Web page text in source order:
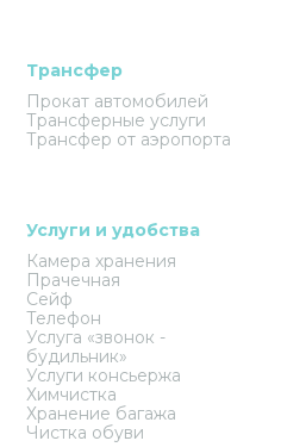
Трансфер
Прокат автомобилей
Трансферные услуги
Трансфер от аэропорта
Услуги и удобства
Камера хранения
Прачечная
Сейф
Телефон
Услуга «звонок -
будильник»
Услуги консьержа
Химчистка
Хранение багажа
Чистка обуви